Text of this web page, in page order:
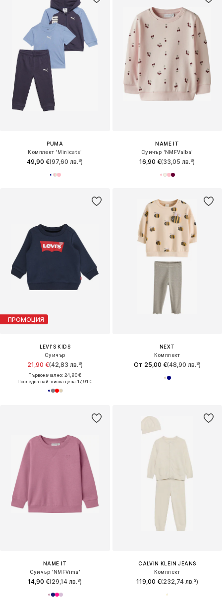
PUMA
Комплект 'Minicats'
49,90 €(97,60 лв.³)
NAME IT
Суичър 'NMFValba'
16,90 €(33,05 лв.³)
ПРОМОЦИЯ
LEVI'S KIDS
Суичър
21,90 €(42,83 лв.³)
Първоначално: 24,90 €
Последна най-ниска цена:17,91 €
NEXT
Комплект
От 25,00 €(48,90 лв.³)
NAME IT
Суичър 'NMFVima'
14,90 €(29,14 лв.³)
CALVIN KLEIN JEANS
Комплект
119,00 €(232,74 лв.³)